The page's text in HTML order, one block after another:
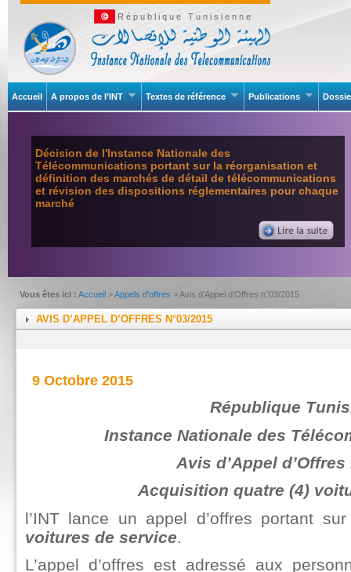
République Tunisienne
Accueil A propos de l’INT Textes de référence Publications
Décision de l'Instance Nationale des
Télécommunications portant sur la réorganisation et
définition des marchés de détail de télécommunications
et révision des dispositions réglementaires pour chaque
marché
Vous êtes ici : Accueil >Appels d'offres > Avis d’Appel d’Offres n°03/2015
AVIS D’APPEL D’OFFRES N°03/2015
9 Octobre 2015
République
Instance Nationale des
Avis d’Appel d’Offres
Acquisition quatre (4)
l’INT lance un appel d’offres portant
voitures de service.
L’appel d’offres est adressé aux